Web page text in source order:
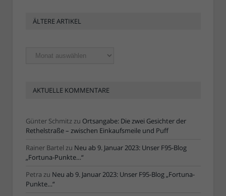
ÄLTERE ARTIKEL
Ältere
Artikel
AKTUELLE KOMMENTARE
Günter Schmitzzu Ortsangabe: Die zwei Gesichter der
Rethelstraße – zwischen Einkaufsmeile und Puff
Rainer Bartel zu Neu ab 9. Januar 2023: Unser F95-Blog
„Fortuna-Punkte…“
Petra zu Neu ab 9. Januar 2023: Unser F95-Blog „Fortuna-
Punkte…“